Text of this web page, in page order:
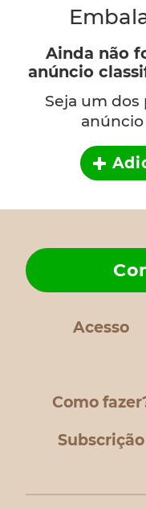
Ainda não
anúncio
Seja um
Acesso
Como
Subscrição